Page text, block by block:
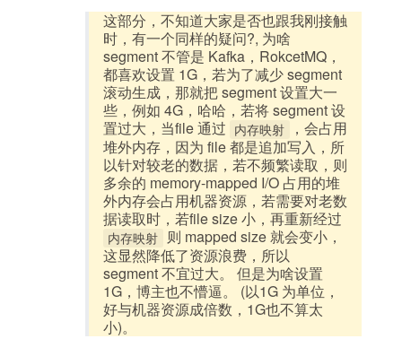
这部分，不知道大家是否也跟我刚接触
时，有一个同样的疑问?, 为啥
segment 不管是 Kafka，RokcetMQ，
都喜欢设置 1G，若为了减少 segment
滚动生成，那就把 segment 设置大一
些，例如 4G，哈哈，若将 segment 设
置过大，当file 通过
内存映射
，会占用
堆外内存，因为 file 都是追加写入，所
以针对较老的数据，若不频繁读取，则
多余的 memory-mapped I/O 占用的堆
外内存会占用机器资源，若需要对老数
据读取时，若file size 小，再重新经过
内存映射
则 mapped size 就会变小，
这显然降低了资源浪费，所以
segment 不宜过大。 但是为啥设置
1G，博主也不懵逼。 (以1G 为单位，
好与机器资源成倍数，1G也不算太
小)。